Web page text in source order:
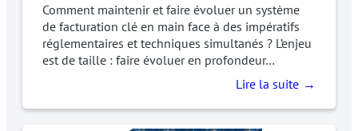
Comment maintenir et faire évoluer un système
de facturation clé en main face à des impératifs
réglementaires et techniques simultanés ? L’enjeu
est de taille : faire évoluer en profondeur…
Lire la suite